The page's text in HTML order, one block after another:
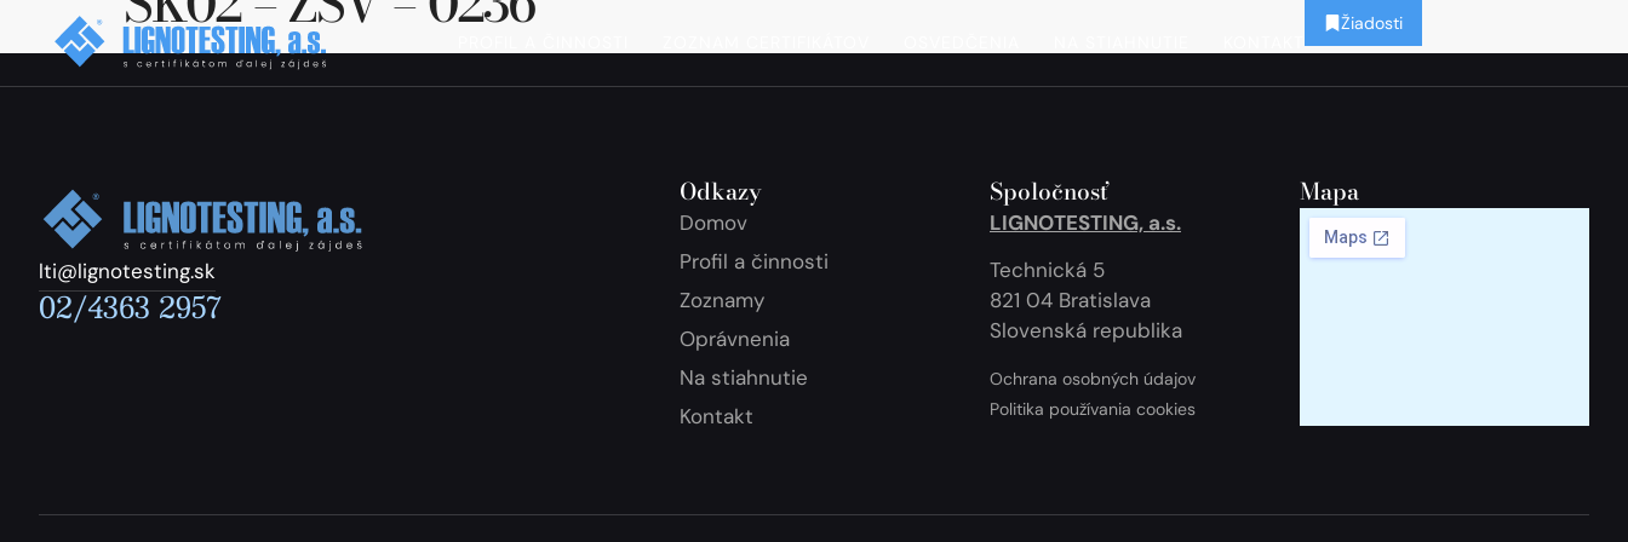
Žiadosti
lti@lignotesting.sk
02/4363 2957
Odkazy
Domov
Profil a činnosti
Zoznamy
Oprávnenia
Na stiahnutie
Kontakt
Spoločnosť
LIGNOTESTING, a.s.
Technická 5
821 04 Bratislava
Slovenská republika
Ochrana osobných údajov
Politika používania cookies
Mapa